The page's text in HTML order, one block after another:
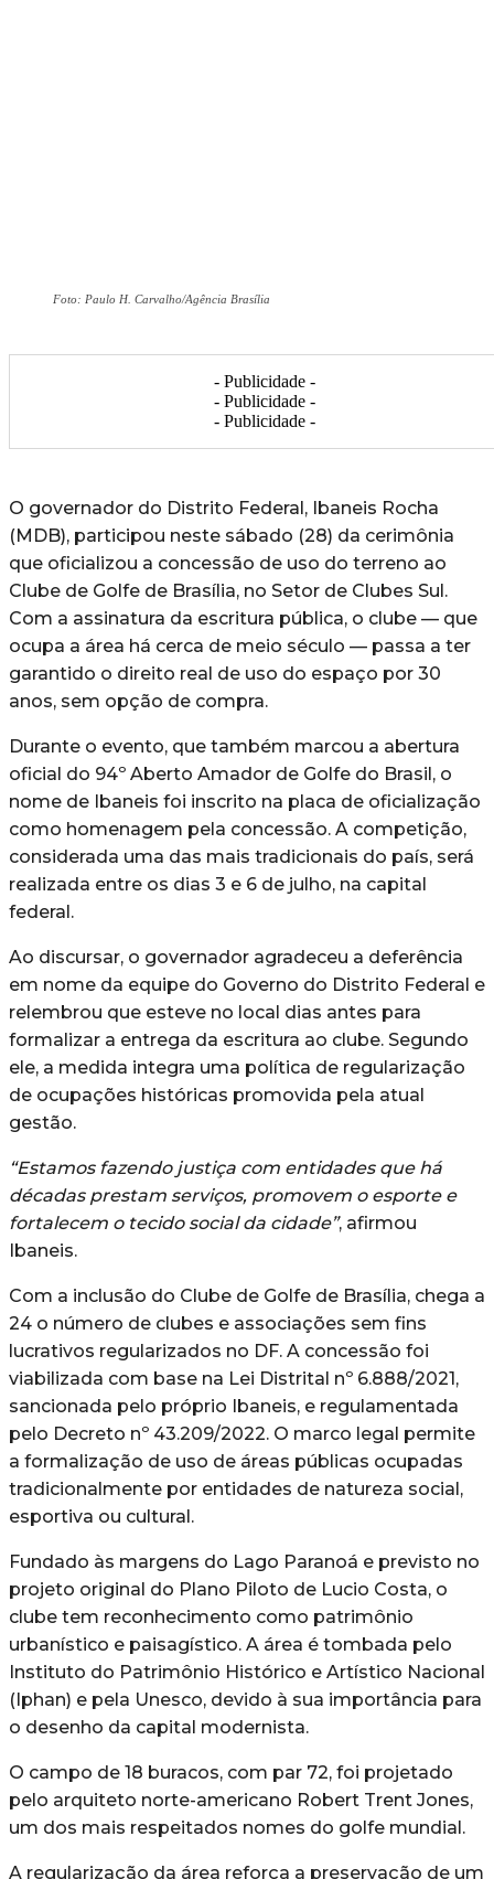
Foto: Paulo H. Carvalho/Agência Brasília
- Publicidade -
- Publicidade -
- Publicidade -
O governador do Distrito Federal, Ibaneis Rocha
(MDB), participou neste sábado (28) da cerimônia
que oficializou a concessão de uso do terreno ao
Clube de Golfe de Brasília, no Setor de Clubes Sul.
Com a assinatura da escritura pública, o clube — que
ocupa a área há cerca de meio século — passa a ter
garantido o direito real de uso do espaço por 30
anos, sem opção de compra.
Durante o evento, que também marcou a abertura
oficial do 94º Aberto Amador de Golfe do Brasil, o
nome de Ibaneis foi inscrito na placa de oficialização
como homenagem pela concessão. A competição,
considerada uma das mais tradicionais do país, será
realizada entre os dias 3 e 6 de julho, na capital
federal.
Ao discursar, o governador agradeceu a deferência
em nome da equipe do Governo do Distrito Federal e
relembrou que esteve no local dias antes para
formalizar a entrega da escritura ao clube. Segundo
ele, a medida integra uma política de regularização
de ocupações históricas promovida pela atual
gestão.
“Estamos fazendo justiça com entidades que há
décadas prestam serviços, promovem o esporte e
fortalecem o tecido social da cidade”, afirmou
Ibaneis.
Com a inclusão do Clube de Golfe de Brasília, chega a
24 o número de clubes e associações sem fins
lucrativos regularizados no DF. A concessão foi
viabilizada com base na Lei Distrital nº 6.888/2021,
sancionada pelo próprio Ibaneis, e regulamentada
pelo Decreto nº 43.209/2022. O marco legal permite
a formalização de uso de áreas públicas ocupadas
tradicionalmente por entidades de natureza social,
esportiva ou cultural.
Fundado às margens do Lago Paranoá e previsto no
projeto original do Plano Piloto de Lucio Costa, o
clube tem reconhecimento como patrimônio
urbanístico e paisagístico. A área é tombada pelo
Instituto do Patrimônio Histórico e Artístico Nacional
(Iphan) e pela Unesco, devido à sua importância para
o desenho da capital modernista.
O campo de 18 buracos, com par 72, foi projetado
pelo arquiteto norte-americano Robert Trent Jones,
um dos mais respeitados nomes do golfe mundial.
A regularização da área reforça a preservação de um